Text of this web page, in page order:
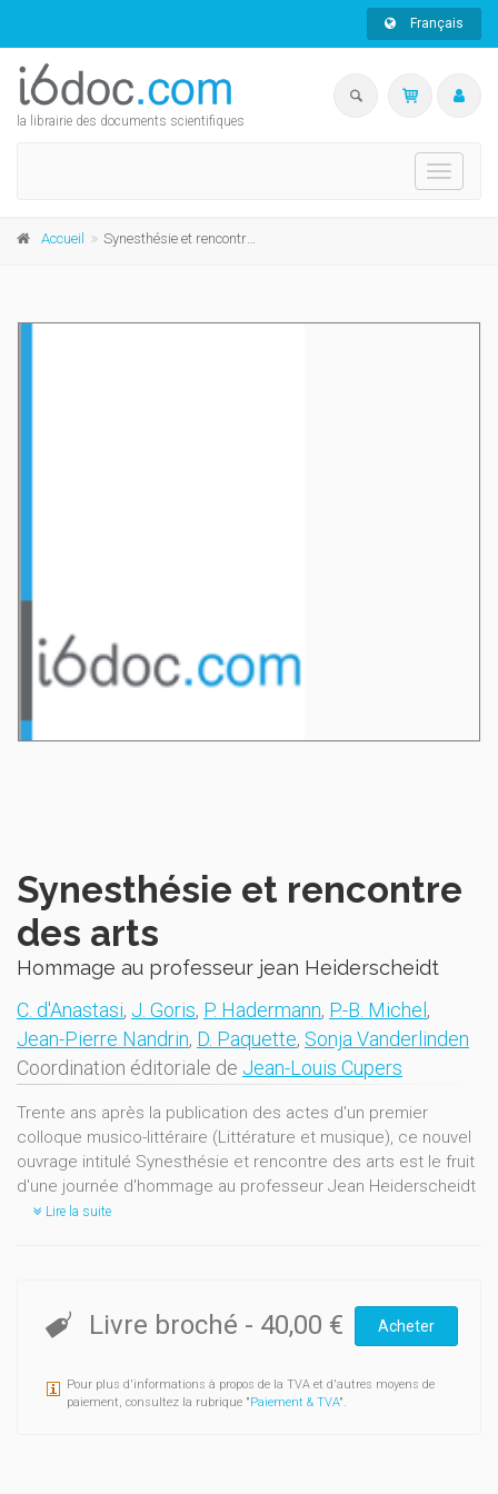
Français
la librairie des documents scientifiques
Toggle
Accueil Synesthésie et rencontre des arts
Synesthésie et rencontre
des arts
Hommage au professeur jean Heiderscheidt
C. d'Anastasi, J. Goris, P. Hadermann, P.-B. Michel ,
Jean-Pierre Nandrin, D. Paquette, Sonja Vanderlinden
Coordination éditoriale de Jean-Louis Cupers
Trente ans après la publication des actes d'un premier
colloque musico-littéraire (Littérature et musique), ce nouvel
ouvrage intitulé Synesthésie et rencontre des arts est le fruit
d'une journée d'hommage au professeur Jean Heiderscheidt
Lire la suite
Livre broché - 40,00 € Acheter
Pour plus d'informations à propos de la TVA et d'autres moyens de
paiement, consultez la rubrique "Paiement & TVA".